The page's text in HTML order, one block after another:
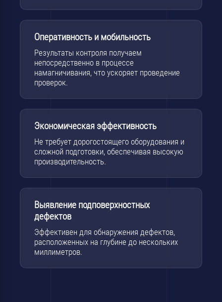
Оперативность и мобильность
Результаты контроля получаем
непосредственно в процессе
намагничивания, что ускоряет проведение
проверок.
Экономическая эффективность
Не требует дорогостоящего оборудования и
сложной подготовки, обеспечивая высокую
производительность.
Выявление подповерхностных
дефектов
Эффективен для обнаружения дефектов,
расположенных на глубине до нескольких
миллиметров.